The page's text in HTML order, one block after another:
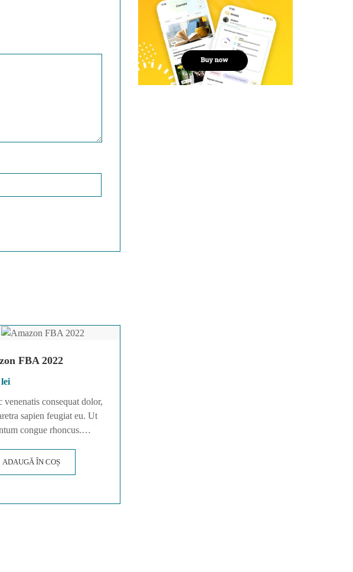
FBA 2022
lei
venenatis consequat dolor,
sapien feugiat eu. Ut
congue rhoncus.
vulputate quam.
eget neque in arcu
ADAUGĂ ÎN COȘ